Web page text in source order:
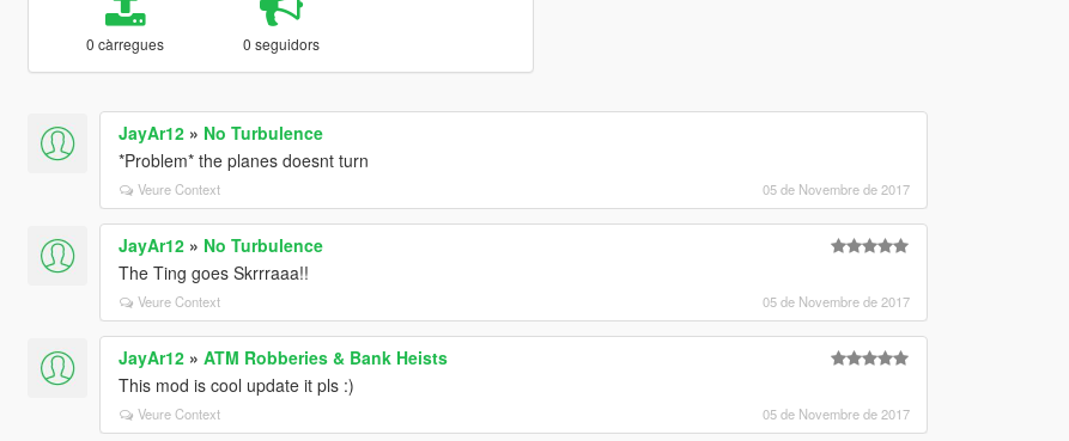
0 càrregues 0 seguidors
JayAr12» No Turbulence
*Problem* the planes doesnt turn
Veure Context 05 de Novembre de 2017
JayAr12» No Turbulence
The Ting goes Skrrraaa!!
Veure Context 05 de Novembre de 2017
JayAr12» ATM Robberies & Bank Heists
This mod is cool update it pls :)
Veure Context 05 de Novembre de 2017